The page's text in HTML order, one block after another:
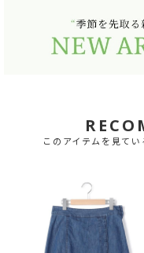
このアイテムを見て